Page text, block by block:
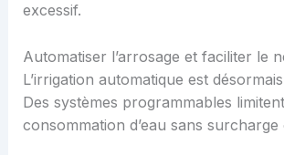
excessif.
Automatiser l’arrosage et faciliter le
L’irrigation automatique est
Des systèmes programmables
consommation d’eau sans surcharge